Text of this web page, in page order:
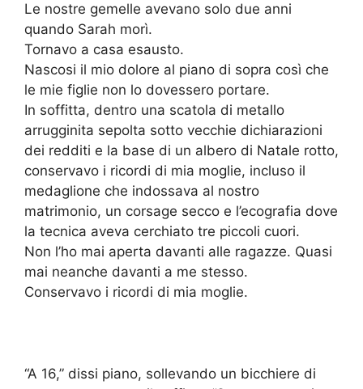
Le nostre gemelle avevano solo due anni
quando Sarah morì.
Tornavo a casa esausto.
Nascosi il mio dolore al piano di sopra così che
le mie figlie non lo dovessero portare.
In soffitta, dentro una scatola di metallo
arrugginita sepolta sotto vecchie dichiarazioni
dei redditi e la base di un albero di Natale rotto,
conservavo i ricordi di mia moglie, incluso il
medaglione che indossava al nostro
matrimonio, un corsage secco e l’ecografia dove
la tecnica aveva cerchiato tre piccoli cuori.
Non l’ho mai aperta davanti alle ragazze. Quasi
mai neanche davanti a me stesso.
Conservavo i ricordi di mia moglie.
“A 16,” dissi piano, sollevando un bicchiere di